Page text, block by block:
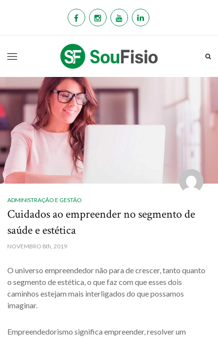
ADMINISTRAÇÃO E GESTÃO
Cuidados ao empreender no segmento de
saúde e estética
NOVEMBRO 8th, 2019
O universo empreendedor não para de crescer, tanto quanto
o segmento de estética, o que faz com que esses dois
caminhos estejam mais interligados do que possamos
imaginar.
Empreendedorismo significa empreender, resolver um